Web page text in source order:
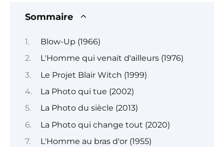
Sommaire
Blow-Up (1966)
L'Homme qui venait d'ailleurs (1976)
Le Projet Blair Witch (1999)
La Photo qui tue (2002)
La Photo du siècle (2013)
La Photo qui change tout (2020)
L'Homme au bras d'or (1955)